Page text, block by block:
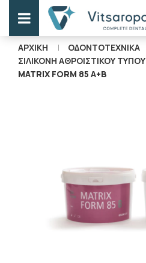
ΑΡΧΙΚΗ ΟΔΟΝΤΟΤΕΧΝΙΚΑ
ΣΙΛΙΚΟΝΗ ΑΘΡΟΙΣΤΙΚΟΥ ΤΥΠΟΥ
MATRIX FORM 85 A+B